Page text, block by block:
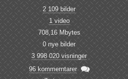
2 109 bilder
1 video
708,16 Mbytes
0 nye bilder
3 998 020 visninger
96 kommerntarer 